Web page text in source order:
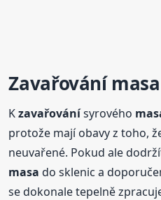
Zavařování masa
Kzavařovánísyrového
protože mají obavy z toho,
neuvařené. Pokud ale
masa do sklenic a
se dokonale tepelně